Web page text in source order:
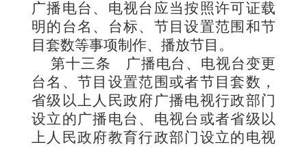
广播电台、电视台应当按照许可证载
明的台名、台标、节目设置范围 和节
目套数等事项制作、播放节目。
第十三条 广播电台、电视台变更
台名、节目设置范围或者节目套数，
省级以上人民政府广播电视行政部门
设立的广播电台、电视台或者省级以
上人民政府教育行政部门设立的电视